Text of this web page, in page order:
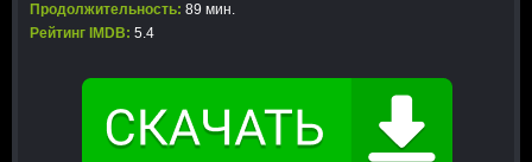
Продолжительность: 89 мин.
Рейтинг IMDB: 5.4